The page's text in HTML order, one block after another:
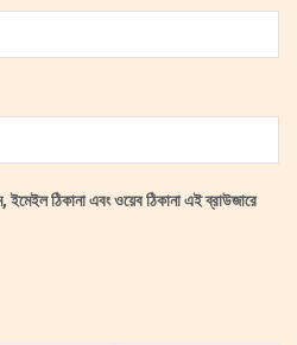
ইমেইল ঠিকানা এবং ওয়েব ঠিকানা এই ব্রাউজারে